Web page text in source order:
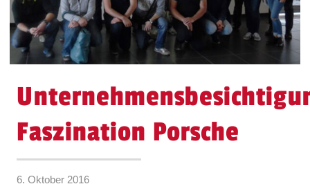
Faszination Porsche
6. Oktober 2016